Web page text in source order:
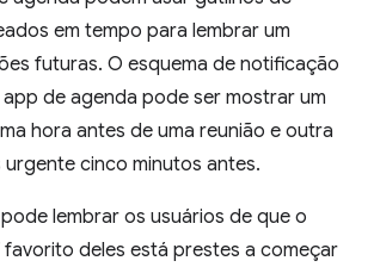
em tempo para lembrar um
futuras. O esquema de notificação
de agenda pode ser mostrar um
hora antes de uma reunião e outra
cinco minutos antes.
lembrar os usuários de que o
deles está prestes a começar